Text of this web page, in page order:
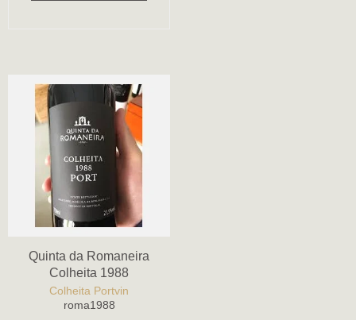
Quinta da Romaneira
Colheita 1988
Colheita Portvin
roma1988